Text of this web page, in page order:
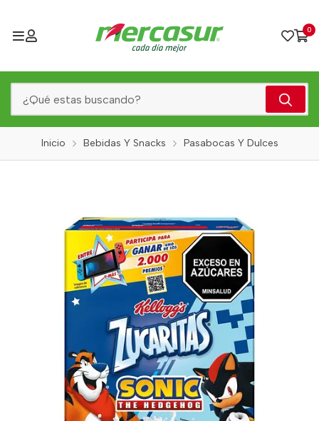
0
Inicio Bebidas Y Snacks Pasabocas Y Dulces